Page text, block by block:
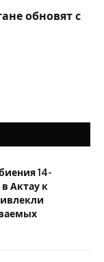
обновят с
14-
Актау к